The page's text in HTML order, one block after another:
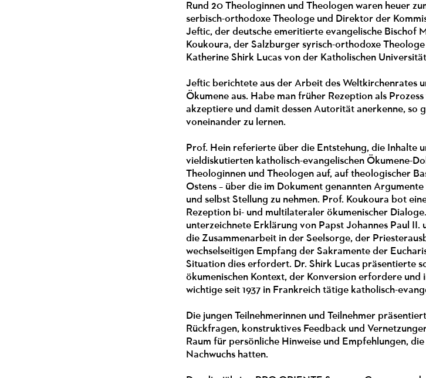
Rund 20 Theologinnen und Theologen waren heuer
serbisch-orthodoxe Theologe und Direktor der
Jeftic, der deutsche emeritierte evangelische Bischof
Koukoura, der Salzburger syrisch-orthodoxe
Katherine Shirk Lucas von der Katholischen
Jeftic berichtete aus der Arbeit des Weltkirchenrates
Ökumene aus. Habe man früher Rezeption als
akzeptiere und damit dessen Autorität anerkenne, so
voneinander zu lernen.
Prof. Hein referierte über die Entstehung, die Inhalte
vieldiskutierten katholisch-evangelischen Ökumene-
Theologinnen und Theologen auf, auf theologischer
Ostens – über die im Dokument genannten
und selbst Stellung zu nehmen. Prof. Koukoura bot
Rezeption bi- und multilateraler ökumenischer
unterzeichnete Erklärung von Papst Johannes Paul
die Zusammenarbeit in der Seelsorge, der
wechselseitigen Empfang der Sakramente der
Situation dies erfordert. Dr. Shirk Lucas präsentierte
ökumenischen Kontext, der Konversion erfordere und
wichtige seit 1937 in Frankreich tätige katholisch-
Die jungen Teilnehmerinnen und Teilnehmer
Rückfragen, konstruktives Feedback und
Raum für persönliche Hinweise und Empfehlungen,
Nachwuchs hatten.